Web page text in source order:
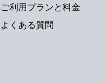
ご利用プランと料金
よくある質問